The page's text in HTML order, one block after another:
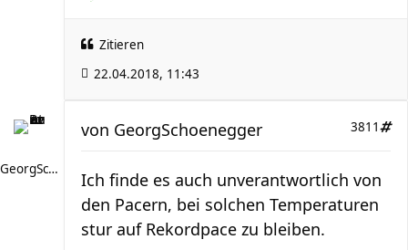
Zitieren
22.04.2018, 11:43
GeorgSchoenegger
3811
von GeorgSchoenegger
Ich finde es auch unverantwortlich von
den Pacern, bei solchen Temperaturen
stur auf Rekordpace zu bleiben.